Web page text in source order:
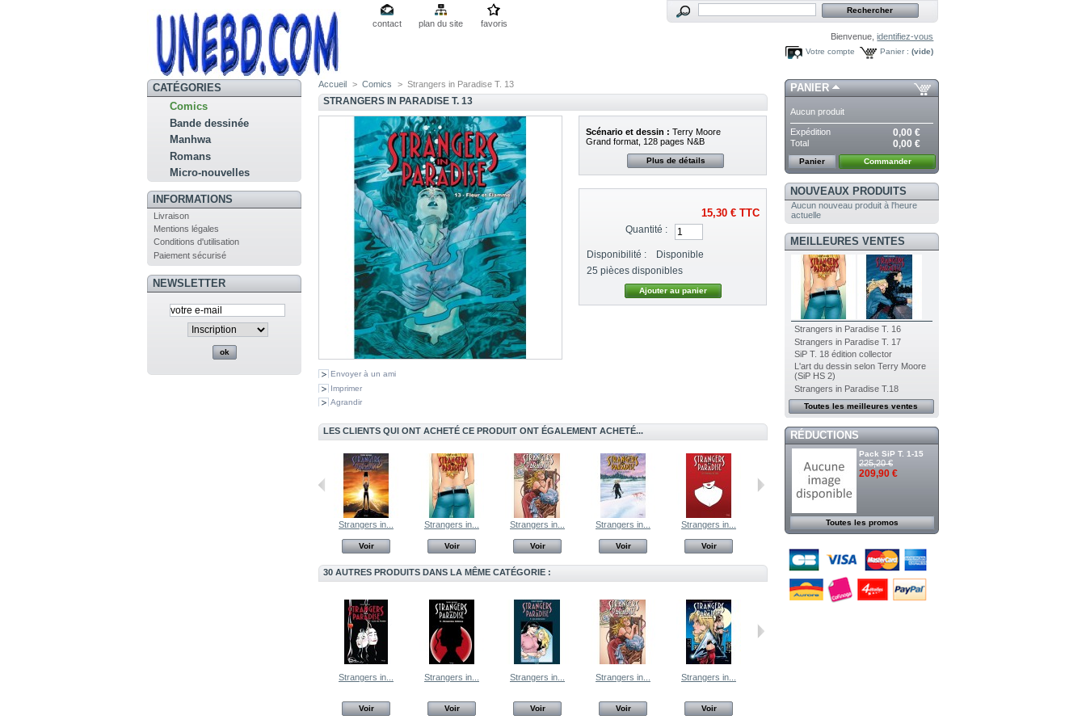
contact plan du site
favoris
Bienvenue,identifiez-vous
Panier : (vide)
Votre compte
CATÉGORIES
Comics
Bande dessinée
Manhwa
Romans
Micro-nouvelles
INFORMATIONS
Livraison
Mentions légales
Conditions d'utilisation
Paiement sécurisé
NEWSLETTER
Accueil > Comics > Strangers in Paradise T. 13
STRANGERS IN PARADISE T. 13
Envoyer à un ami
Imprimer
Agrandir
Scénario et dessin : Terry Moore
Grand format, 128 pages N&B
Plus de détails
15,30 €TTC
Quantité :
Disponibilité :
Disponible
25 pièces disponibles
LES CLIENTS QUI ONT ACHETÉ CE PRODUIT ONT ÉGALEMENT ACHETÉ...
Strangers in...
Voir
Strangers in...
Voir
Strangers in...
Voir
Strangers in...
Voir
Strangers in...
Voir
Strangers in... Strangers in...
30 AUTRES PRODUITS DANS LA MÊME CATÉGORIE :
Strangers in...
Voir
Strangers in...
Voir
Strangers in...
Voir
Strangers in...
Voir
Strangers in...
Voir
PANIER
Aucun produit
Expédition 0,00 €
Total 0,00 €
Panier Commander
NOUVEAUX PRODUITS
Aucun nouveau produit à l'heure
actuelle
MEILLEURES VENTES
Strangers in Paradise T. 16
Strangers in Paradise T. 17
SiP T. 18 édition collector
L'art du dessin selon Terry Moore
(SiP HS 2)
Strangers in Paradise T.18
Toutes les meilleures ventes
RÉDUCTIONS
Pack SiP T. 1-15
225,20 €
209,90 €
Toutes les promos